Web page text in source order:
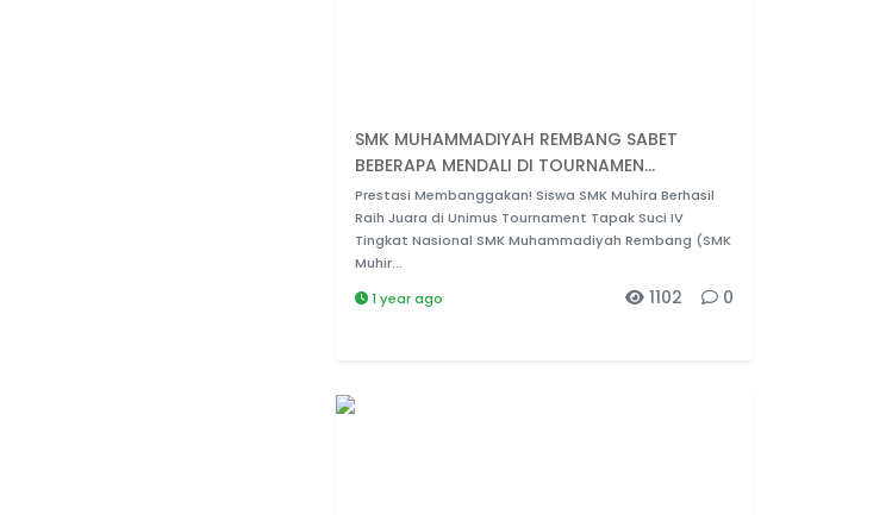
SMK MUHAMMADIYAH REMBANG SABET
BEBERAPA MENDALI DI TOURNAMEN...
Prestasi Membanggakan! Siswa SMK Muhira Berhasil
Raih Juara di Unimus Tournament Tapak Suci IV
Tingkat Nasional SMK Muhammadiyah Rembang (SMK
Muhir...
1 year ago
0
1102